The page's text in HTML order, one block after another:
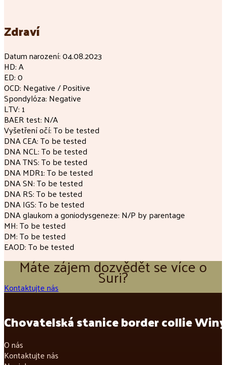
Zdraví
Datum narození: 04.08.2023
HD: A
ED: 0
OCD: Negative / Positive
Spondylóza: Negative
LTV: 1
BAER test: N/A
Vyšetření očí: To be tested
DNA CEA: To be tested
DNA NCL: To be tested
DNA TNS: To be tested
DNA MDR1: To be tested
DNA SN: To be tested
DNA RS: To be tested
DNA IGS: To be tested
DNA glaukom a goniodysgeneze: N/P by parentage
MH: To be tested
DM: To be tested
EAOD: To be tested
Máte zájem dozvědět se více o
Suri?
Kontaktujte nás
Chovatelská stanice border collie
O nás
Kontaktujte nás